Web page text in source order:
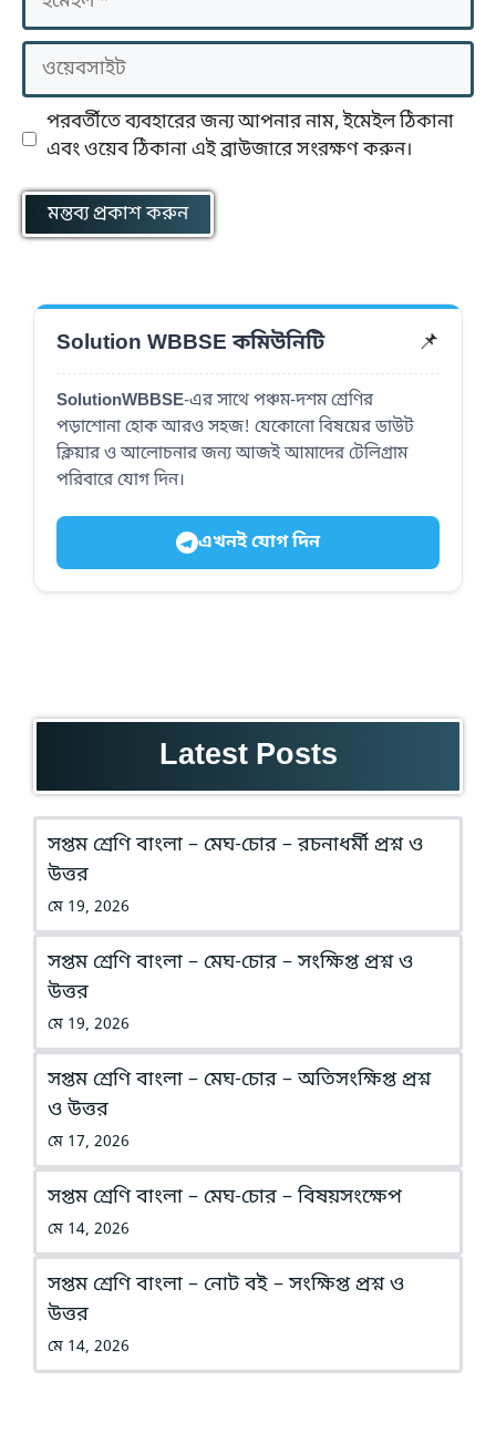
ওয়েবসাইট
পরবর্তীতে ব্যবহারের জন্য আপনার নাম, ইমেইল ঠিকানা
এবং ওয়েব ঠিকানা এই ব্রাউজারে সংরক্ষণ করুন।
Solution WBBSE কমিউনিটি 📌
SolutionWBBSE-এর সাথে পঞ্চম-দশম শ্রেণির
পড়াশোনা হোক আরও সহজ! যেকোনো বিষয়ের ডাউট
ক্লিয়ার ও আলোচনার জন্য আজই আমাদের টেলিগ্রাম
পরিবারে যোগ দিন।
এখনই যোগ দিন
Latest Posts
সপ্তম শ্রেণি বাংলা – মেঘ-চোর – রচনাধর্মী প্রশ্ন ও
উত্তর
মে 19, 2026
সপ্তম শ্রেণি বাংলা – মেঘ-চোর – সংক্ষিপ্ত প্রশ্ন ও
উত্তর
মে 19, 2026
সপ্তম শ্রেণি বাংলা – মেঘ-চোর – অতিসংক্ষিপ্ত প্রশ্ন
ও উত্তর
মে 17, 2026
সপ্তম শ্রেণি বাংলা – মেঘ-চোর – বিষয়সংক্ষেপ
মে 14, 2026
সপ্তম শ্রেণি বাংলা – নোট বই – সংক্ষিপ্ত প্রশ্ন ও
উত্তর
মে 14, 2026